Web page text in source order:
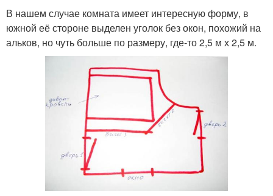
В нашем случае комната имеет интересную форму, в
южной её стороне выделен уголок без окон, похожий на
альков, но чуть больше по размеру, где-то 2,5 м х 2,5 м.